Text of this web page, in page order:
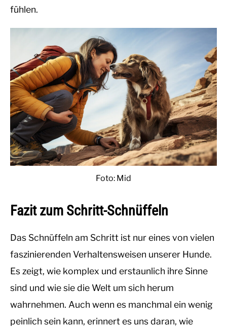
fühlen.
Foto: Mid
Fazit zum Schritt-Schnüffeln
Das Schnüffeln am Schritt ist nur eines von vielen
faszinierenden Verhaltensweisen unserer Hunde.
Es zeigt, wie komplex und erstaunlich ihre Sinne
sind und wie sie die Welt um sich herum
wahrnehmen. Auch wenn es manchmal ein wenig
peinlich sein kann, erinnert es uns daran, wie